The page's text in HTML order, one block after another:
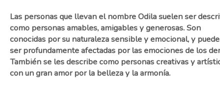
Las personas que llevan el nombre Odila suelen ser
como personas amables, amigables y generosas. Son
conocidas por su naturaleza sensible y emocional, y
ser profundamente afectadas por las emociones de los
También se les describe como personas creativas y
con un gran amor por la belleza y la armonía.